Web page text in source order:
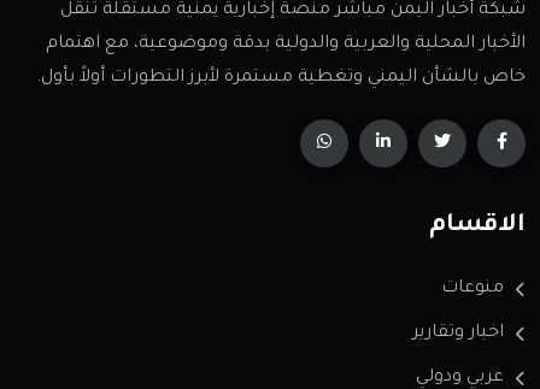
شبكة أخبار اليمن مباشر منصة إخبارية يمنية مستقلة تنقل
الأخبار المحلية والعربية والدولية بدقة وموضوعية، مع اهتمام
خاص بالشأن اليمني وتغطية مستمرة لأبرز التطورات أولاً بأول.
الاقسام
منوعات
اخبار وتقارير
عربي ودولي